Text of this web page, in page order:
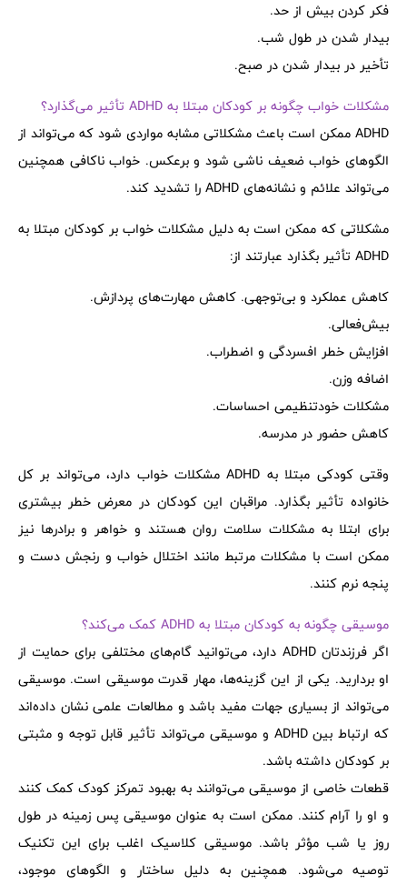
فکر کردن بیش از حد.
بیدار شدن در طول شب.
تأخیر در بیدار شدن در صبح.
مشکلات خواب چگونه بر کودکان مبتلا به ADHD تأثیر می‌گذارد؟
ADHD ممکن است باعث مشکلاتی مشابه مواردی شود که می‌تواند از
الگوهای خواب ضعیف ناشی شود و برعکس. خواب ناکافی همچنین
می‌تواند علائم و نشانه‌های ADHD را تشدید کند.
مشکلاتی که ممکن است به دلیل مشکلات خواب بر کودکان مبتلا به
ADHD تأثیر بگذارد عبارتند از:
کاهش عملکرد و بی‌توجهی. کاهش مهارت‌های پردازش.
بیش‌فعالی.
افزایش خطر افسردگی و اضطراب.
اضافه وزن.
مشکلات خودتنظیمی احساسات.
کاهش حضور در مدرسه.
وقتی کودکی مبتلا به ADHD مشکلات خواب دارد، می‌تواند بر کل
خانواده تأثیر بگذارد. مراقبان این کودکان در معرض خطر بیشتری
برای ابتلا به مشکلات سلامت روان هستند و خواهر و برادرها نیز
ممکن است با مشکلات مرتبط مانند اختلال خواب و رنجش دست و
پنجه نرم کنند.
موسیقی چگونه به کودکان مبتلا به ADHD کمک می‌کند؟
اگر فرزندتان ADHD دارد، می‌توانید گام‌های مختلفی برای حمایت از
او بردارید. یکی از این گزینه‌ها، مهار قدرت موسیقی است. موسیقی
می‌تواند از بسیاری جهات مفید باشد و مطالعات علمی نشان داده‌اند
که ارتباط بین ADHD و موسیقی می‌تواند تأثیر قابل توجه و مثبتی
بر کودکان داشته باشد.
قطعات خاصی از موسیقی می‌توانند به بهبود تمرکز کودک کمک کنند
و او را آرام کنند. ممکن است به عنوان موسیقی پس زمینه در طول
روز یا شب مؤثر باشد. موسیقی کلاسیک اغلب برای این تکنیک
توصیه می‌شود. همچنین به دلیل ساختار و الگوهای موجود،